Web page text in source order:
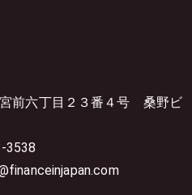
前六丁目２３番４号 桑野ビ
3538